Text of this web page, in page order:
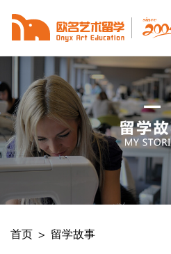
首页 > 留学故事